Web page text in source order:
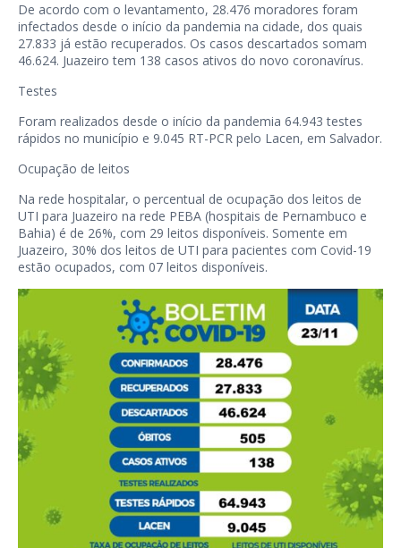
De acordo com o levantamento, 28.476 moradores foram
infectados desde o início da pandemia na cidade, dos quais
27.833 já estão recuperados. Os casos descartados somam
46.624. Juazeiro tem 138 casos ativos do novo coronavírus.
Testes
Foram realizados desde o início da pandemia 64.943 testes
rápidos no município e 9.045 RT-PCR pelo Lacen, em Salvador.
Ocupação de leitos
Na rede hospitalar, o percentual de ocupação dos leitos de
UTI para Juazeiro na rede PEBA (hospitais de Pernambuco e
Bahia) é de 26%, com 29 leitos disponíveis. Somente em
Juazeiro, 30% dos leitos de UTI para pacientes com Covid-19
estão ocupados, com 07 leitos disponíveis.